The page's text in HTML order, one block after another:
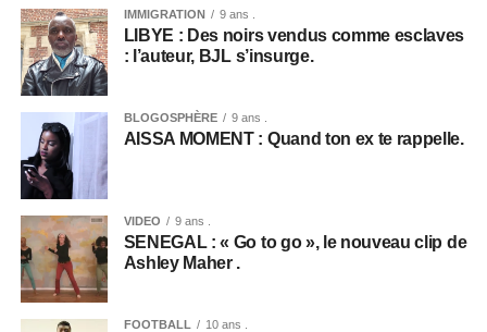
IMMIGRATION 9 ans .
LIBYE : Des noirs vendus comme esclaves
: l’auteur, BJL s’insurge.
BLOGOSPHÈRE 9 ans .
AISSA MOMENT : Quand ton ex te rappelle.
VIDEO 9 ans .
SENEGAL : « Go to go », le nouveau clip de
Ashley Maher .
FOOTBALL 10 ans .